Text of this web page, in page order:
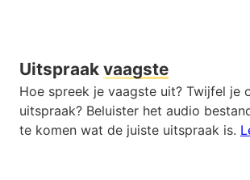
Uitspraak vaagste
Hoe spreek je vaagste uit? Twijfel je
uitspraak? Beluister het audio
te komen wat de juiste uitspraak is.